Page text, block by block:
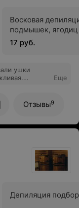
Восковая
подмышек, ягодиц
17 руб.
ушки
Еще
Отзывы9
Депиляция